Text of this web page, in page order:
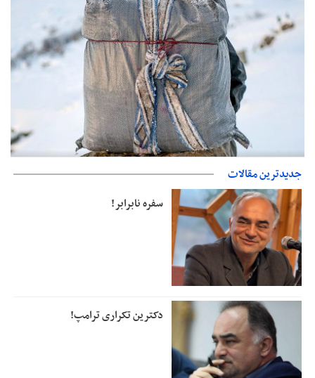
وارد شود
جدیدترین مقالات
سفره نابرابر!
دکترین تکراری ترامپ!